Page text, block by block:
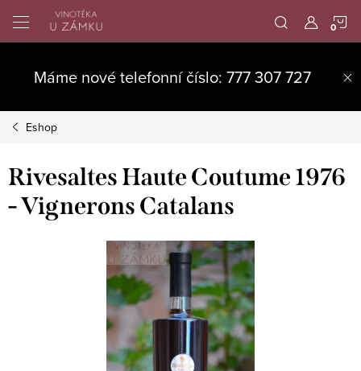
obsah
Máme nové telefonní číslo: 777 307 727
Eshop
Rivesaltes Haute Coutume 1976
- Vignerons Catalans